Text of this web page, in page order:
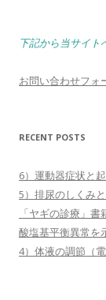
下記から当サイト
お問い合わせフォ
RECENT POSTS
6）運動器症状と
5）排尿のしくみ
「ヤギの診療」
酸塩基平衡異常を
4）体液の調節（